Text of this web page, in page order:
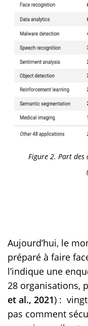
Figure 2. Part des
Aujourd’hui, le
préparé à faire
l’indique une
28 organisations,
et al., 2021) :
pas comment